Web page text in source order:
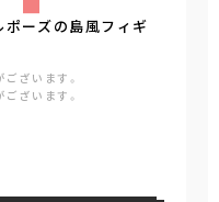
ーズの島風フィギ
ざいます。
ざいます。